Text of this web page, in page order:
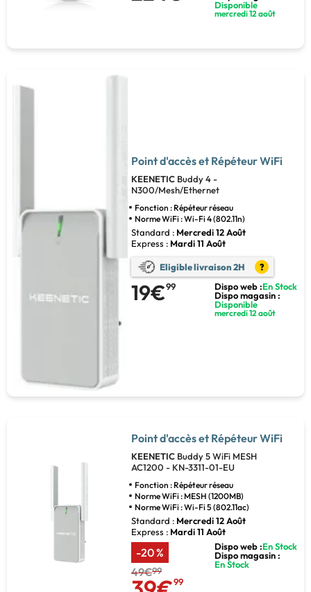
Disponible
mercredi 12 août
Point d'accès et Répéteur WiFi
KEENETIC Buddy 4 -
N300/Mesh/Ethernet
Fonction : Répéteur réseau
Norme WiFi : Wi-Fi 4 (802.11n)
Standard : Mercredi 12 Août
Express : Mardi 11 Août
Eligible livraison 2H ?
19€99 Dispo web :En Stock
Dispo magasin :
Disponible
mercredi 12 août
Point d'accès et Répéteur WiFi
KEENETIC Buddy 5 WiFi MESH
AC1200 - KN-3311-01-EU
Fonction : Répéteur réseau
Norme WiFi : MESH (1200MB)
Norme WiFi : Wi-Fi 5 (802.11ac)
Standard : Mercredi 12 Août
Express : Mardi 11 Août
-20 %
49€99
99
Dispo web :En Stock
Dispo magasin :
En Stock